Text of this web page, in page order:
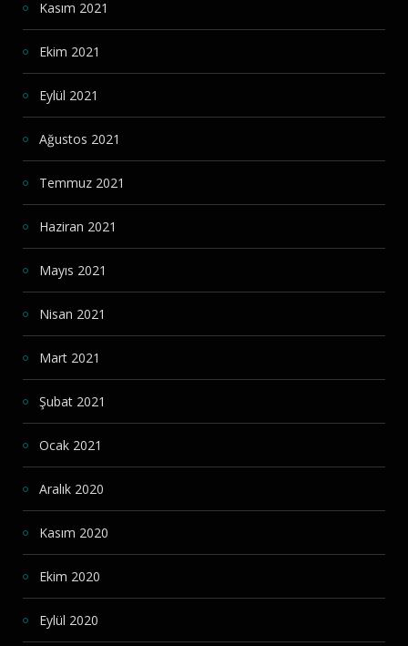
Kasım 2021
Ekim 2021
Eylül 2021
Ağustos 2021
Temmuz 2021
Haziran 2021
Mayıs 2021
Nisan 2021
Mart 2021
Şubat 2021
Ocak 2021
Aralık 2020
Kasım 2020
Ekim 2020
Eylül 2020